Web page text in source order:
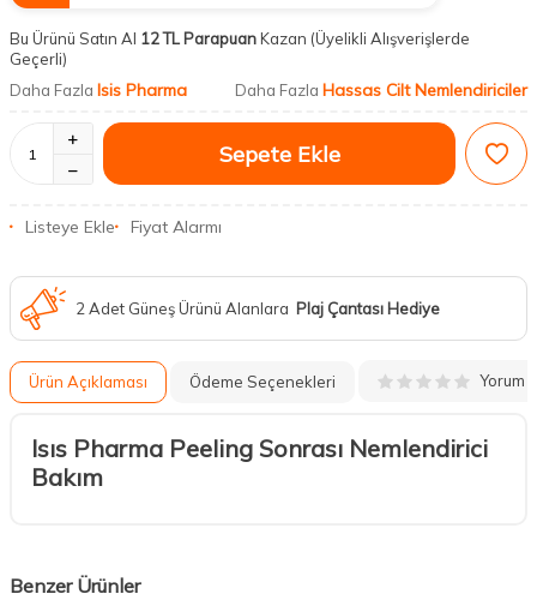
Bu Ürünü Satın Al 12 TL ParapuanKazan (Üyelikli Alışverişlerde
Geçerli)
Daha Fazla Isis Pharma Daha Fazla Hassas Cilt Nemlendiriciler
Sepete Ekle
Listeye Ekle Fiyat Alarmı
2 Adet Güneş Ürünü Alanlara Plaj Çantası Hediye
Ürün Açıklaması Ödeme Seçenekleri Yorum
Isıs Pharma Peeling Sonrası Nemlendirici
Bakım
Benzer Ürünler